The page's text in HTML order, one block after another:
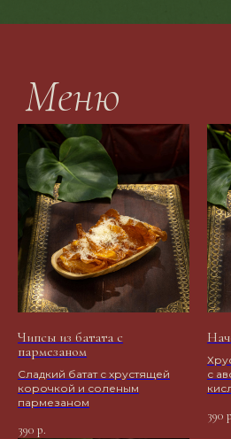
Чипсы из батата с
пармезаном
Сладкий батат с хрустящей
корочкой и соленым
пармезаном
390 р.
с
390